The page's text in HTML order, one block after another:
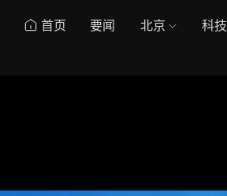
首页 要闻 北京 科技